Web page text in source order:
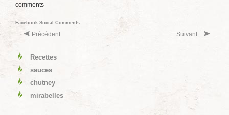
comments
Facebook Social Comments
Précédent Suivant
Recettes
sauces
chutney
mirabelles